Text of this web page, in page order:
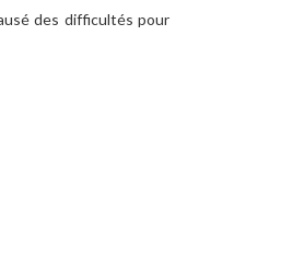
des difficultés pour